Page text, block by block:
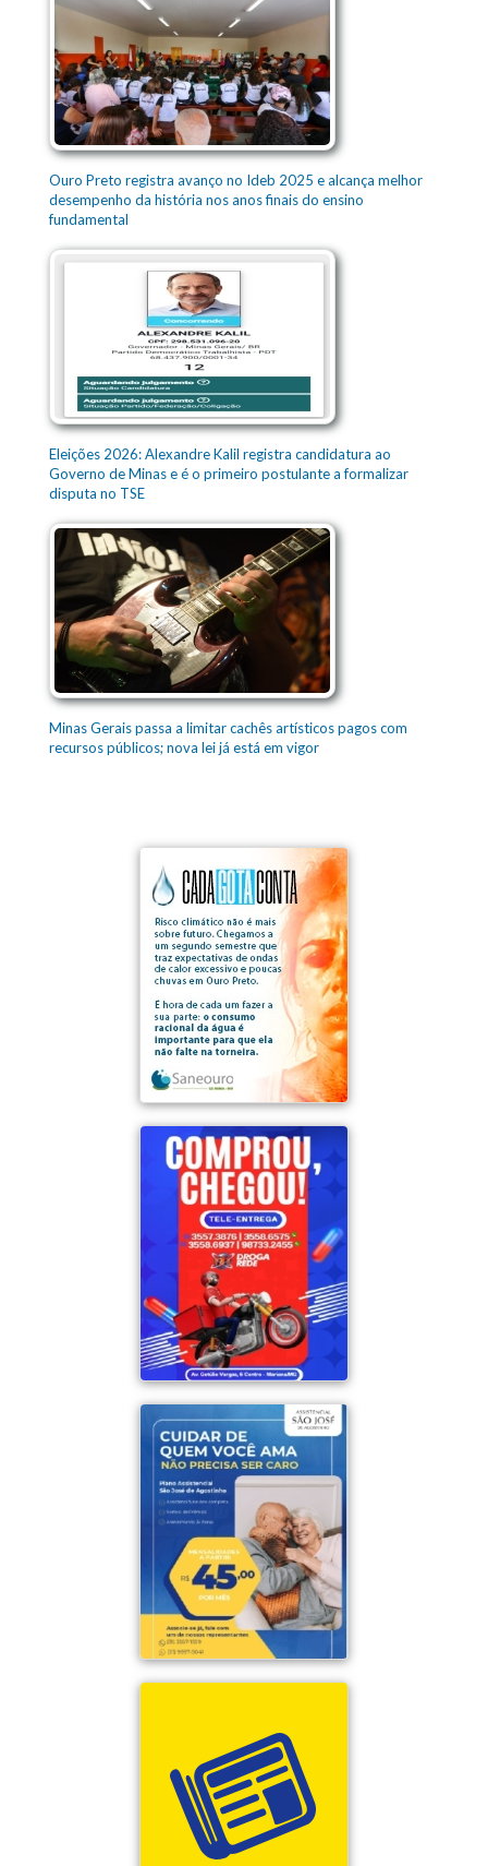
Ouro Preto registra avanço no Ideb 2025 e alcança melhor
desempenho da história nos anos finais do ensino
fundamental
Eleições 2026: Alexandre Kalil registra candidatura ao
Governo de Minas e é o primeiro postulante a formalizar
disputa no TSE
Minas Gerais passa a limitar cachês artísticos pagos com
recursos públicos; nova lei já está em vigor